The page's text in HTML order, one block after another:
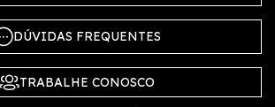
DÚVIDAS FREQUENTES
TRABALHE CONOSCO